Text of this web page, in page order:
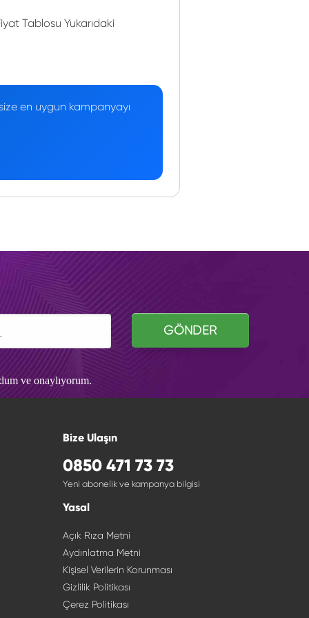
Tablosu Yukarıdaki
en uygun kampanyayı
GÖNDER
ve onaylıyorum.
Bize Ulaşın
0850 471 73 73
Yeni abonelik ve kampanya bilgisi
Yasal
Açık Rıza Metni
Aydınlatma Metni
Kişisel Verilerin Korunması
Gizlilik Politikası
Çerez Politikası